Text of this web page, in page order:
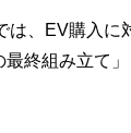
、EV購入に
終組み立て